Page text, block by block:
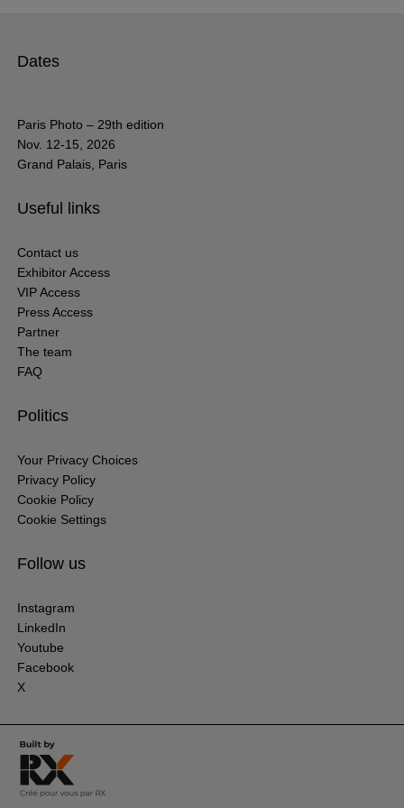
Dates
Paris Photo – 29th edition
Nov. 12-15, 2026
Grand Palais, Paris
Useful links
Contact us
Exhibitor Access
VIP Access
Press Access
Partner
The team
FAQ
Politics
Your Privacy Choices
Privacy Policy
Cookie Policy
Cookie Settings
Follow us
Instagram
LinkedIn
Youtube
Facebook
X